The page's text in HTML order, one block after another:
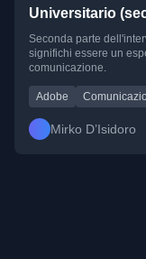
Universitario
Seconda parte
significhi essere un
comunicazione.
Adobe
Mirko D’Isidoro